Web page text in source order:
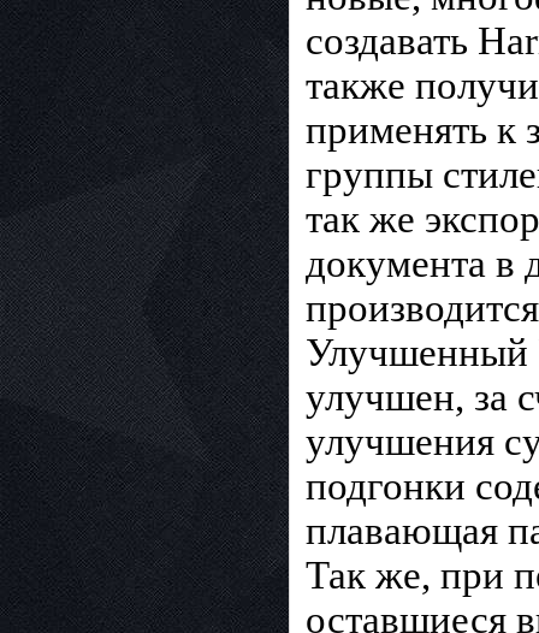
создавать
также
применять к
группы
так же
документа в
Улучшенный
улучшен, за
улучшения
подгонки
плавающая
Так же, при
оставшиеся